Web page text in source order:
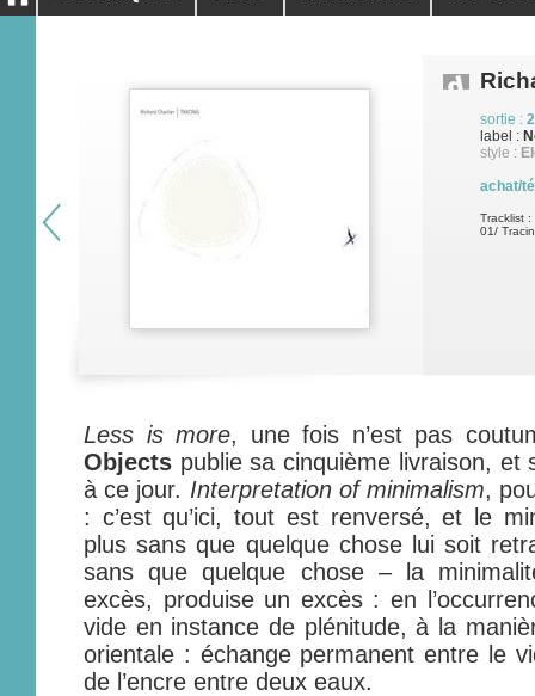
sortie :
label :
style :
achat/
Tracklist :
01/
Less is more, une fois n’est pas
Objects publie sa cinquième livraison, et
à ce jour. Interpretation of minimalism,
: c’est qu’ici, tout est renversé, et le
plus sans que quelque chose lui soit
sans que quelque chose – la
excès, produise un excès : en
vide en instance de plénitude, à la
orientale : échange permanent entre le
de l’encre entre deux eaux.